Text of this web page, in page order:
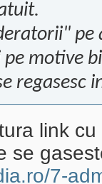
pe
motive
regasesc
link
se
7-